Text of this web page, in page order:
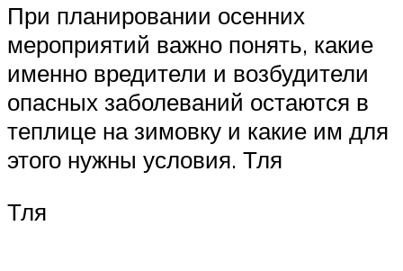
При планировании осенних
мероприятий важно понять, какие
именно вредители и возбудители
опасных заболеваний остаются в
теплице на зимовку и какие им для
этого нужны условия. Тля
Тля